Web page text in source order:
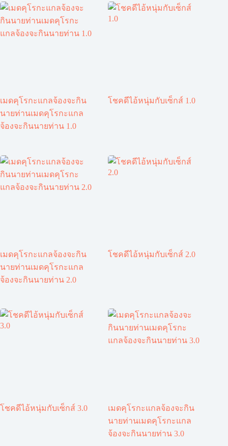
เมดคุโรกะแกลจ้องจะกิน
นายท่านเมดคุโรกะแกล
จ้องจะกินนายท่าน 1.0
โชคดีไอ้หนุ่มกับเซ็กส์ 1.0
เมดคุโรกะแกลจ้องจะกิน
นายท่านเมดคุโรกะแกล
จ้องจะกินนายท่าน 2.0
โชคดีไอ้หนุ่มกับเซ็กส์ 2.0
โชคดีไอ้หนุ่มกับเซ็กส์ 3.0
เมดคุโรกะแกลจ้องจะกิน
นายท่านเมดคุโรกะแกล
จ้องจะกินนายท่าน 3.0